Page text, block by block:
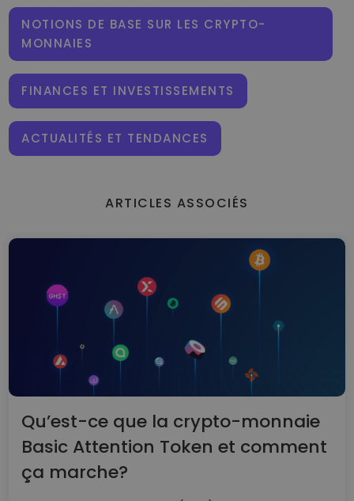
NOTIONS DE BASE SUR LES CRYPTO-
MONNAIES
FINANCES ET INVESTISSEMENTS
ACTUALITÉS ET TENDANCES
ARTICLES ASSOCIÉS
Qu’est-ce que la crypto-monnaie
Basic Attention Token et comment
ça marche?